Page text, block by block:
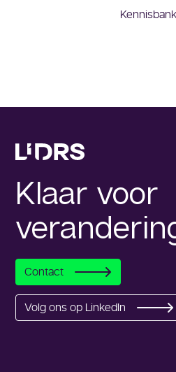
Kennisbank
Klaar voor
Contact
Volg ons op LinkedIn